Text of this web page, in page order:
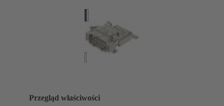
Przegląd właściwości